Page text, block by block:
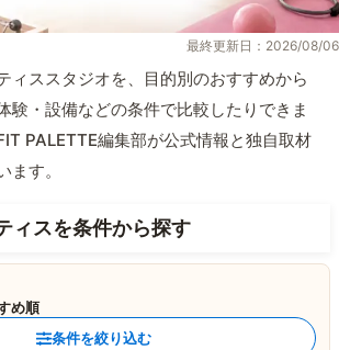
最終更新日：2026/08/06
ィススタジオを、目的別のおすすめから
験・設備などの条件で比較したりできま
PALETTE編集部が公式情報と独自取材
ます。
ィスを条件から探す
め順
条件を絞り込む